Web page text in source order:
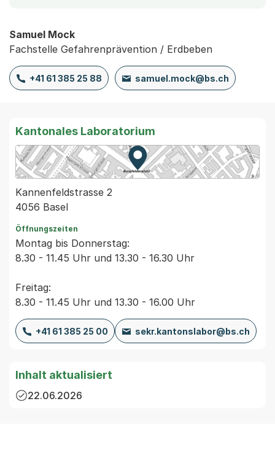
Samuel Mock
Fachstelle Gefahrenprävention / Erdbeben
+41 61 385 25 88 samuel.mock@bs.ch
Kantonales Laboratorium
Zur Karte von MapBS.
Externer Link, wird in einem
Kannenfeldstrasse 2
4056 Basel
Öffnungszeiten
Montag bis Donnerstag:
8.30 - 11.45 Uhr und 13.30 - 16.30 Uhr
Freitag:
8.30 - 11.45 Uhr und 13.30 - 16.00 Uhr
+41 61 385 25 00 sekr.kantonslabor@bs.ch
Inhalt aktualisiert
22.06.2026